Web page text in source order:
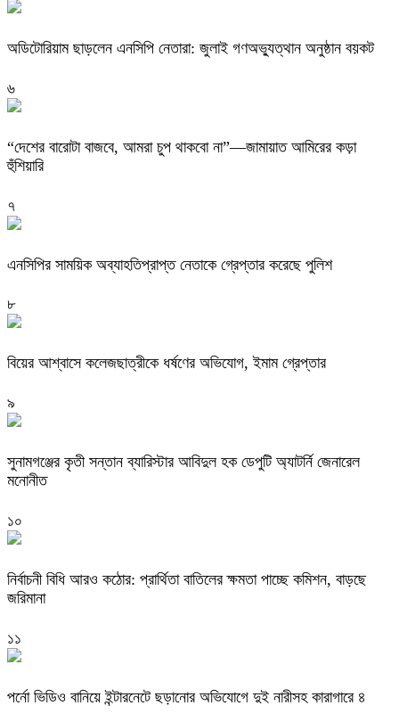
অডিটোরিয়াম ছাড়লেন এনসিপি নেতারা: জুলাই গণঅভ্যুত্থান অনুষ্ঠান বয়কট
৬
“দেশের বারোটা বাজবে, আমরা চুপ থাকবো না”—জামায়াত আমিরের কড়া
হুঁশিয়ারি
৭
এনসিপির সাময়িক অব্যাহতিপ্রাপ্ত নেতাকে গ্রেপ্তার করেছে পুলিশ
৮
বিয়ের আশ্বাসে কলেজছাত্রীকে ধর্ষণের অভিযোগ, ইমাম গ্রেপ্তার
৯
সুনামগঞ্জের কৃতী সন্তান ব্যারিস্টার আবিদুল হক ডেপুটি অ্যাটর্নি জেনারেল
মনোনীত
১০
নির্বাচনী বিধি আরও কঠোর: প্রার্থিতা বাতিলের ক্ষমতা পাচ্ছে কমিশন, বাড়ছে
জরিমানা
১১
পর্নো ভিডিও বানিয়ে ইন্টারনেটে ছড়ানোর অভিযোগে দুই নারীসহ কারাগারে ৪